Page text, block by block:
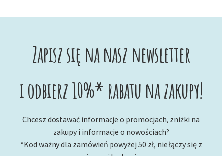
Zapisz się na nasz newsletter
i odbierz 10%* rabatu na zakupy!
Chcesz dostawać informacje o promocjach, zniżki na
zakupy i informacje o nowościach?
*Kod ważny dla zamówień powyżej 50 zł, nie łączy się z